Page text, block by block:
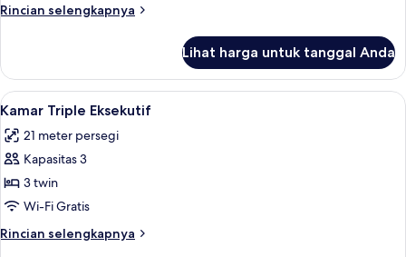
Superior
Rincian selengkapnya
Rincian
Kamar
Double
atau
Superior
Lihat harga untuk tanggal Anda
Lihat
semua
foto
untuk
Kamar
Triple
Eksekutif
Minibar, brankas, Wi-Fi gratis, dan
4
Kamar Triple Eksekutif
21 meter persegi
Kapasitas 3
3 twin
Wi-Fi Gratis
Rincian selengkapnya
Rincian